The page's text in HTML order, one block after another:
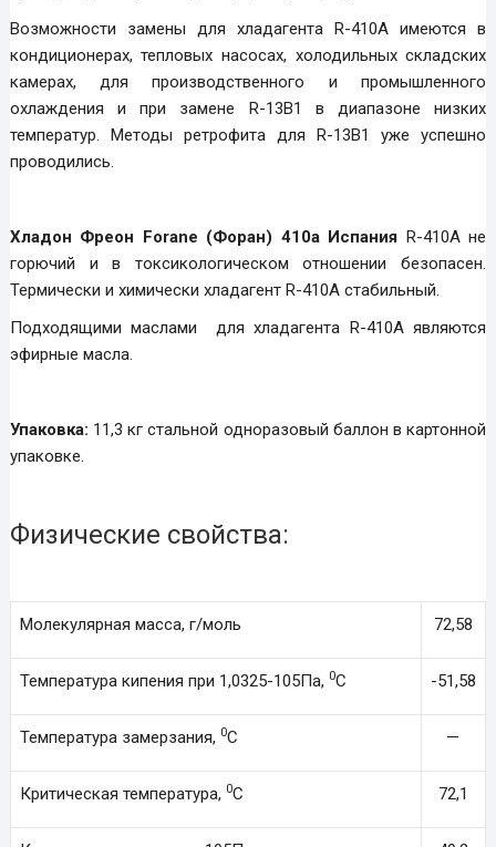
Возможности замены для хладагента R-410A имеются в
кондиционерах, тепловых насосах, холодильных складских
камерах, для производственного и промышленного
охлаждения и при замене R-13B1 в диапазоне низких
температур. Методы ретрофита для R-13B1 уже успешно
проводились.
Хладон Фреон Forane (Форан) 410a Испания R-410А не
горючий и в токсикологическом отношении безопасен.
Термически и химически хладагент R-410А стабильный.
Подходящими маслами для хладагента R-410А являются
эфирные масла.
Упаковка: 11,3 кг стальной одноразовый баллон в картонной
упаковке.
Физические свойства:
Молекулярная масса, г/моль 72,58
Температура кипения при 1,0325-105Па, 0С -51,58
Температура замерзания, 0С —
Критическая температура, 0С 72,1